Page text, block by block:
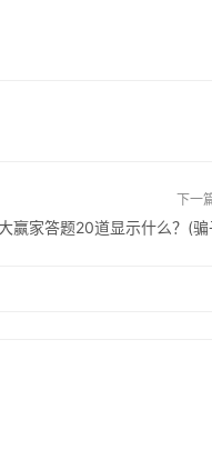
下一
赢家答题20道显示什么？(骗